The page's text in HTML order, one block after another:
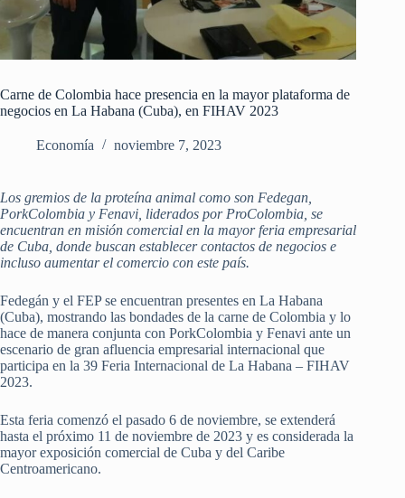
Carne de Colombia hace presencia en la mayor plataforma de
negocios en La Habana (Cuba), en FIHAV 2023
Economía noviembre 7, 2023
Los gremios de la proteína animal como son Fedegan,
PorkColombia y Fenavi, liderados por ProColombia, se
encuentran en misión comercial en la mayor feria empresarial
de Cuba, donde buscan establecer contactos de negocios e
incluso aumentar el comercio con este país.
Fedegán y el FEP se encuentran presentes en La Habana
(Cuba), mostrando las bondades de la carne de Colombia y lo
hace de manera conjunta con PorkColombia y Fenavi ante un
escenario de gran afluencia empresarial internacional que
participa en la 39 Feria Internacional de La Habana – FIHAV
2023.
Esta feria comenzó el pasado 6 de noviembre, se extenderá
hasta el próximo 11 de noviembre de 2023 y es considerada la
mayor exposición comercial de Cuba y del Caribe
Centroamericano.